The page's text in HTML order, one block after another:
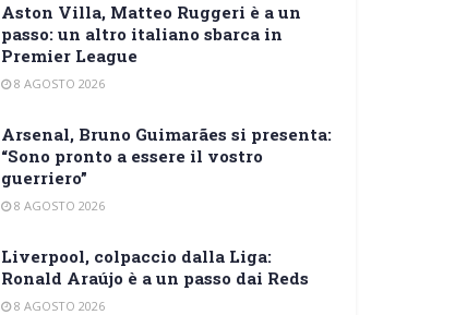
Aston Villa, Matteo Ruggeri è a un
passo: un altro italiano sbarca in
Premier League
8 AGOSTO 2026
Arsenal, Bruno Guimarães si presenta:
“Sono pronto a essere il vostro
guerriero”
8 AGOSTO 2026
Liverpool, colpaccio dalla Liga:
Ronald Araújo è a un passo dai Reds
8 AGOSTO 2026